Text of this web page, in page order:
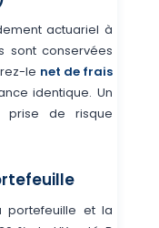
actuariel à
sont conservées
le net de frais
identique. Un
prise de risque
portefeuille et la